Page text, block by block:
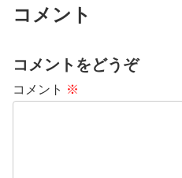
コメント
コメントをどうぞ
コメント ※